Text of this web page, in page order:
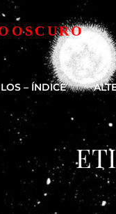
– ÍNDICE